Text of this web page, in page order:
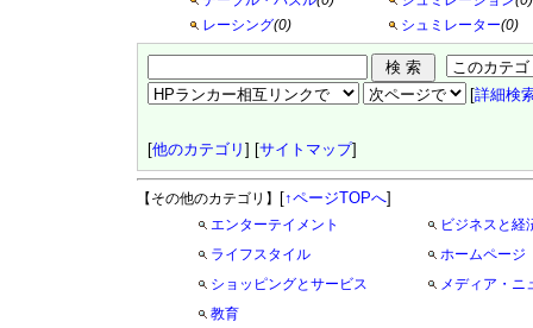
レーシング(0) シュミレーター(0)
[詳細検
[他のカテゴリ ] [サイトマップ]
【その他のカテゴリ】 [↑ページTOPへ]
エンターテイメント
ビジネスと経
ライフスタイル
ホームページ
ショッピングとサービス
メディア・ニ
教育